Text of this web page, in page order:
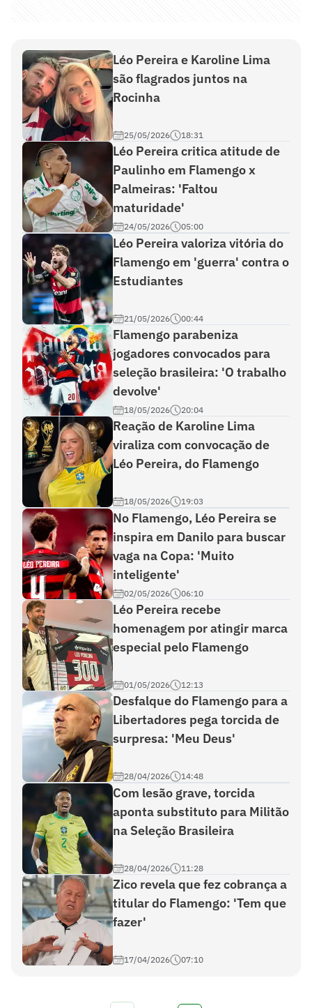
Léo Pereira e Karoline Lima
são flagrados juntos na
Rocinha
25/05/2026 18:31
Léo Pereira critica atitude de
Paulinho em Flamengo x
Palmeiras: 'Faltou
maturidade'
24/05/2026 05:00
Léo Pereira valoriza vitória do
Flamengo em 'guerra' contra o
Estudiantes
21/05/2026 00:44
Flamengo parabeniza
jogadores convocados para
seleção brasileira: 'O trabalho
devolve'
18/05/2026 20:04
Reação de Karoline Lima
viraliza com convocação de
Léo Pereira, do Flamengo
18/05/2026 19:03
No Flamengo, Léo Pereira se
inspira em Danilo para buscar
vaga na Copa: 'Muito
inteligente'
02/05/2026 06:10
Léo Pereira recebe
homenagem por atingir marca
especial pelo Flamengo
01/05/2026 12:13
Desfalque do Flamengo para a
Libertadores pega torcida de
surpresa: 'Meu Deus'
28/04/2026 14:48
Com lesão grave, torcida
aponta substituto para Militão
na Seleção Brasileira
28/04/2026 11:28
Zico revela que fez cobrança a
titular do Flamengo: 'Tem que
fazer'
17/04/2026 07:10